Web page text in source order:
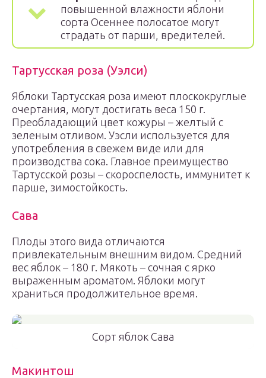
повышенной влажности яблони
сорта Осеннее полосатое могут
страдать от парши, вредителей.
Тартусская роза (Уэлси)
Яблоки Тартусская роза имеют плоскокруглые
очертания, могут достигать веса 150 г.
Преобладающий цвет кожуры – желтый с
зеленым отливом. Уэсли используется для
употребления в свежем виде или для
производства сока. Главное преимущество
Тартусской розы – скороспелость, иммунитет к
парше, зимостойкость.
Сава
Плоды этого вида отличаются
привлекательным внешним видом. Средний
вес яблок – 180 г. Мякоть – сочная с ярко
выраженным ароматом. Яблоки могут
храниться продолжительное время.
Сорт яблок Сава
Макинтош